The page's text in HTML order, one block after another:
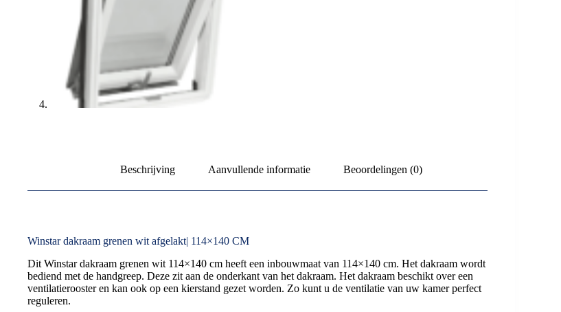
Beschrijving Aanvullende informatie Beoordelingen (0)
Winstar dakraam grenen wit afgelakt| 114×140 CM
Dit Winstar dakraam grenen wit 114×140 cm heeft een inbouwmaat van 114×140 cm. Het dakraam wordt
bediend met de handgreep. Deze zit aan de onderkant van het dakraam. Het dakraam beschikt over een
ventilatierooster en kan ook op een kierstand gezet worden. Zo kunt u de ventilatie van uw kamer perfect
reguleren.